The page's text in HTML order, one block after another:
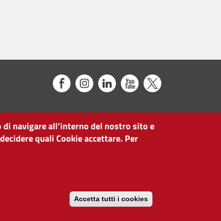
navigare all’interno del nostro sito e
quali Cookie accettare. Per
Accetta tutti i cookies